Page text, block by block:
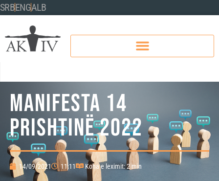
SRBENGALB
MANIFESTA 14
PRISHTINË 2022
14/09/2021 11:11 Koha e leximit: 2 min